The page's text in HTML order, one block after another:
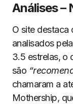
Análises –
O site destaca
analisados
3.5 estrelas, o
são
chamaram a
Mothership,